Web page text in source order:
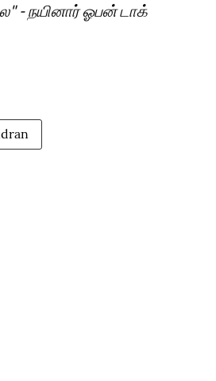
- நயினார் ஓபன் டாக்